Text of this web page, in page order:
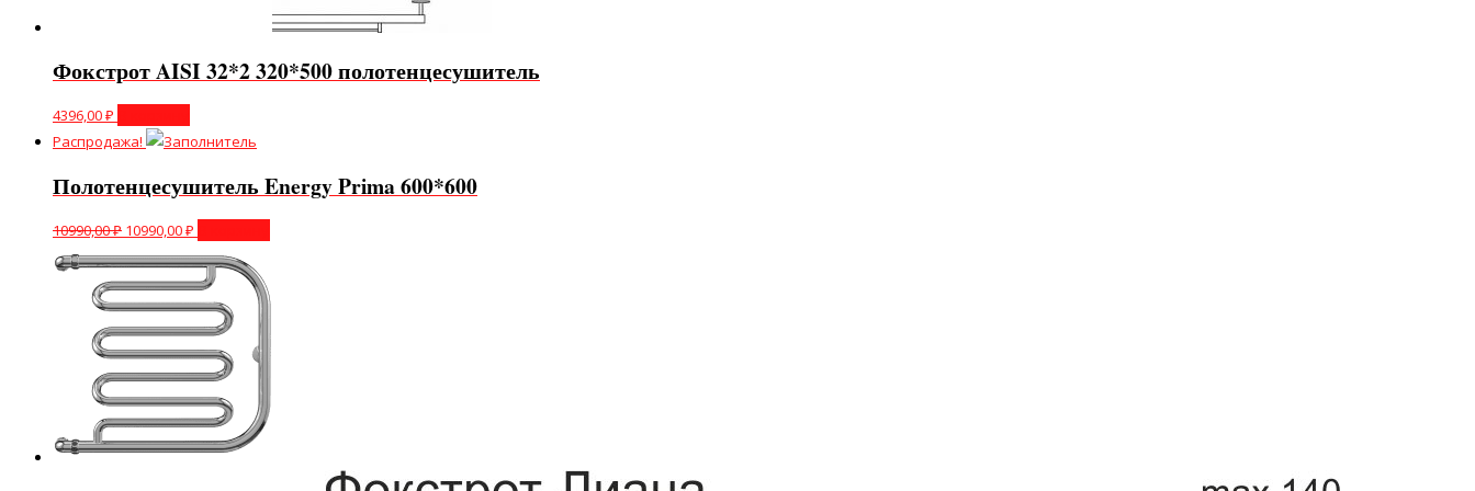
Фокстрот AISI 32*2 320*500 полотенцесушитель
4396,00₽
Распродажа!
Полотенцесушитель Energy Prima 600*600
10990,00₽ 10990,00₽